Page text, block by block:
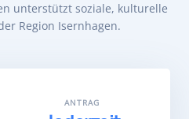
unterstützt soziale, kulturelle
Region Isernhagen.
ANTRAG